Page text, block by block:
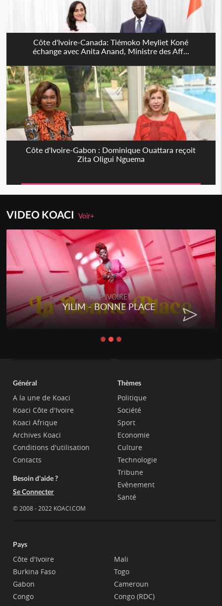
Côte d'Ivoire-Canada: Tiémoko Meyliet Koné
échange avec Anita Anand, Ministre des Aff...
Côte d'Ivoire-Gabon : Dominique Ouattara reçoit
Zita Oligui Nguema
VIDEO KOACIVoir+
RAP IVOIRE
YILIM - BONNE PLACE
Général
A la une de Koaci
Koaci Côte d'Ivoire
Koaci Afrique
Archives Koaci
Conditions d'utilisation
Contacts
Besoin d'aide ?
Se Connecter
© 2008 - 2022 KOACI.COM
Thèmes
Politique
Société
Sport
Economie
Culture
Technologie
Tribune
Evènement
Santé
Pays
Côte d'Ivoire
Burkina Faso
Gabon
Congo
Mali
Togo
Cameroun
Congo (RDC)